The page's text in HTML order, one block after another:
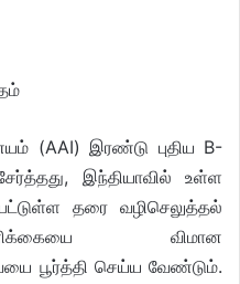
(AAI) இரண்டு புதிய B-
இந்தியாவில் உள்ள
தரை வழிசெலுத்தல்
விமான
பூர்த்தி செய்ய வேண்டும்.